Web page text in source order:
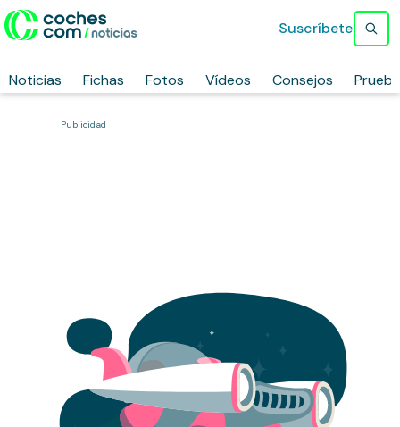
Noticias Fichas Fotos Vídeos Consejos
Suscríbete
Publicidad